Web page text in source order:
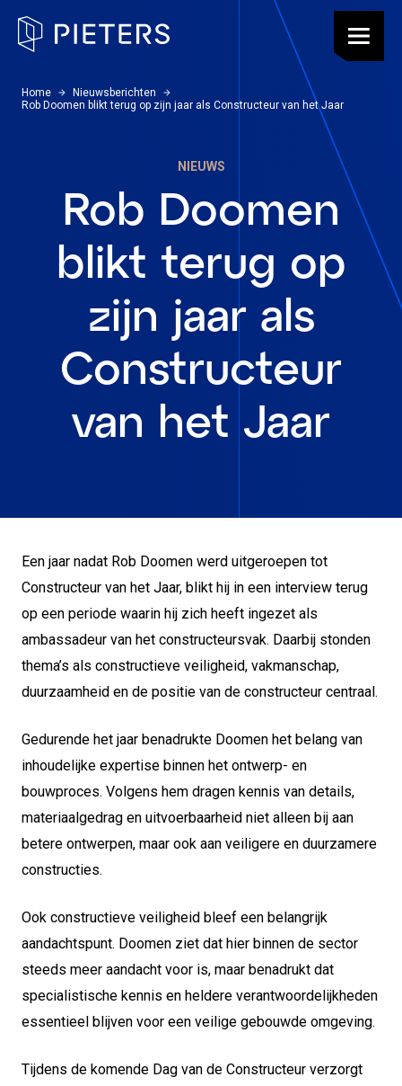
Pieters, terug naar de homepagina
Menu
U bevindt zich hier:
Home
Nieuwsberichten
Rob Doomen blikt terug op zijn jaar als Constructeur van het Jaar
NIEUWS
Rob Doomen
blikt terug op
zijn jaar als
Constructeur
van het Jaar
Een jaar nadat Rob Doomen werd uitgeroepen tot
Constructeur van het Jaar, blikt hij in een interview terug
op een periode waarin hij zich heeft ingezet als
ambassadeur van het constructeursvak. Daarbij stonden
thema’s als constructieve veiligheid, vakmanschap,
duurzaamheid en de positie van de constructeur centraal.
Gedurende het jaar benadrukte Doomen het belang van
inhoudelijke expertise binnen het ontwerp- en
bouwproces. Volgens hem dragen kennis van details,
materiaalgedrag en uitvoerbaarheid niet alleen bij aan
betere ontwerpen, maar ook aan veiligere en duurzamere
constructies.
Ook constructieve veiligheid bleef een belangrijk
aandachtspunt. Doomen ziet dat hier binnen de sector
steeds meer aandacht voor is, maar benadrukt dat
specialistische kennis en heldere verantwoordelijkheden
essentieel blijven voor een veilige gebouwde omgeving.
Tijdens de komende Dag van de Constructeur verzorgt